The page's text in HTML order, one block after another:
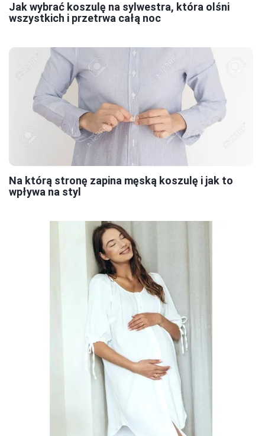
Jak wybrać koszulę na sylwestra, która olśni
wszystkich i przetrwa całą noc
Na którą stronę zapina męską koszulę i jak to
wpływa na styl